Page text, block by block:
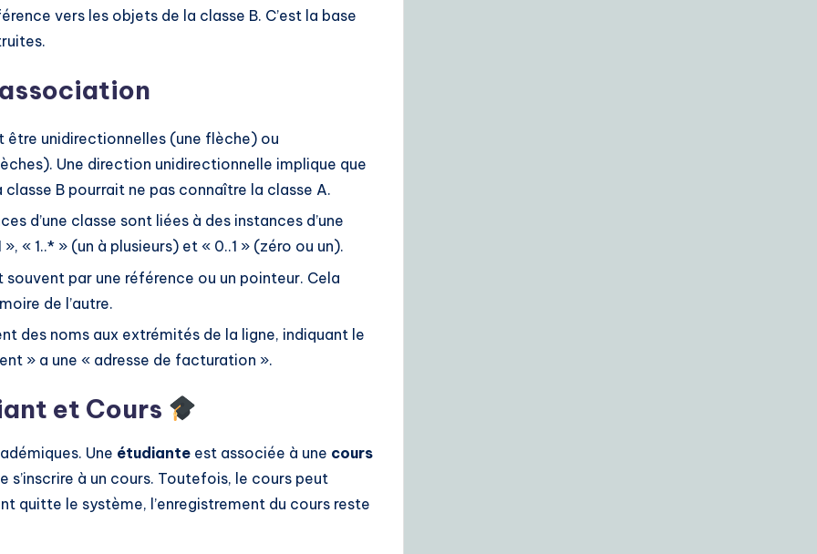
vers les objets de la classe B. C’est la base
être unidirectionnelles (une flèche) ou
Une direction unidirectionnelle implique que
B pourrait ne pas connaître la classe A.
d’une classe sont liées à des instances d’une
« 1..* » (un à plusieurs) et « 0..1 » (zéro ou un).
par une référence ou un pointeur. Cela
de l’autre.
des noms aux extrémités de la ligne, indiquant le
» a une « adresse de facturation ».
et Cours
Une étudiante est associée à une cours
à un cours. Toutefois, le cours peut
quitte le système, l’enregistrement du cours reste